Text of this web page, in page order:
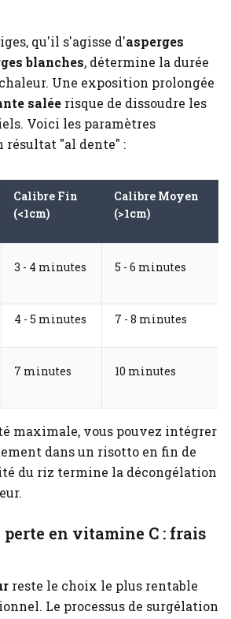
qu'il s'agisse d'asperges
blanches, détermine la durée
Une exposition prolongée
salée risque de dissoudre les
Voici les paramètres
résultat "al dente" :
Calibre Fin
(<1cm)
Calibre Moyen
(>1cm)
3 - 4 minutes 5 - 6 minutes
4 - 5 minutes 7 - 8 minutes
7 minutes 10 minutes
maximale, vous pouvez intégrer
dans un risotto en fin de
du riz termine la décongélation
en vitamine C : frais
reste le choix le plus rentable
Le processus de surgélation